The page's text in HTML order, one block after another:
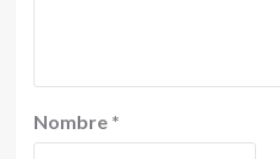
Nombre *